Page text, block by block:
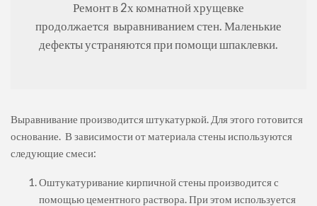
Ремонт в 2х комнатной хрущевке
продолжается выравниванием стен. Маленькие
дефекты устраняются при помощи шпаклевки.
Выравнивание производится штукатуркой. Для этого готовится
основание. В зависимости от материала стены используются
следующие смеси:
Оштукатуривание кирпичной стены производится с
помощью цементного раствора. При этом используется